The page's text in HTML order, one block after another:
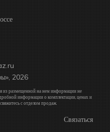
2026
из размещенной на нем информации не
информации о комплектации, ценах и
с отделом продаж.
Связаться